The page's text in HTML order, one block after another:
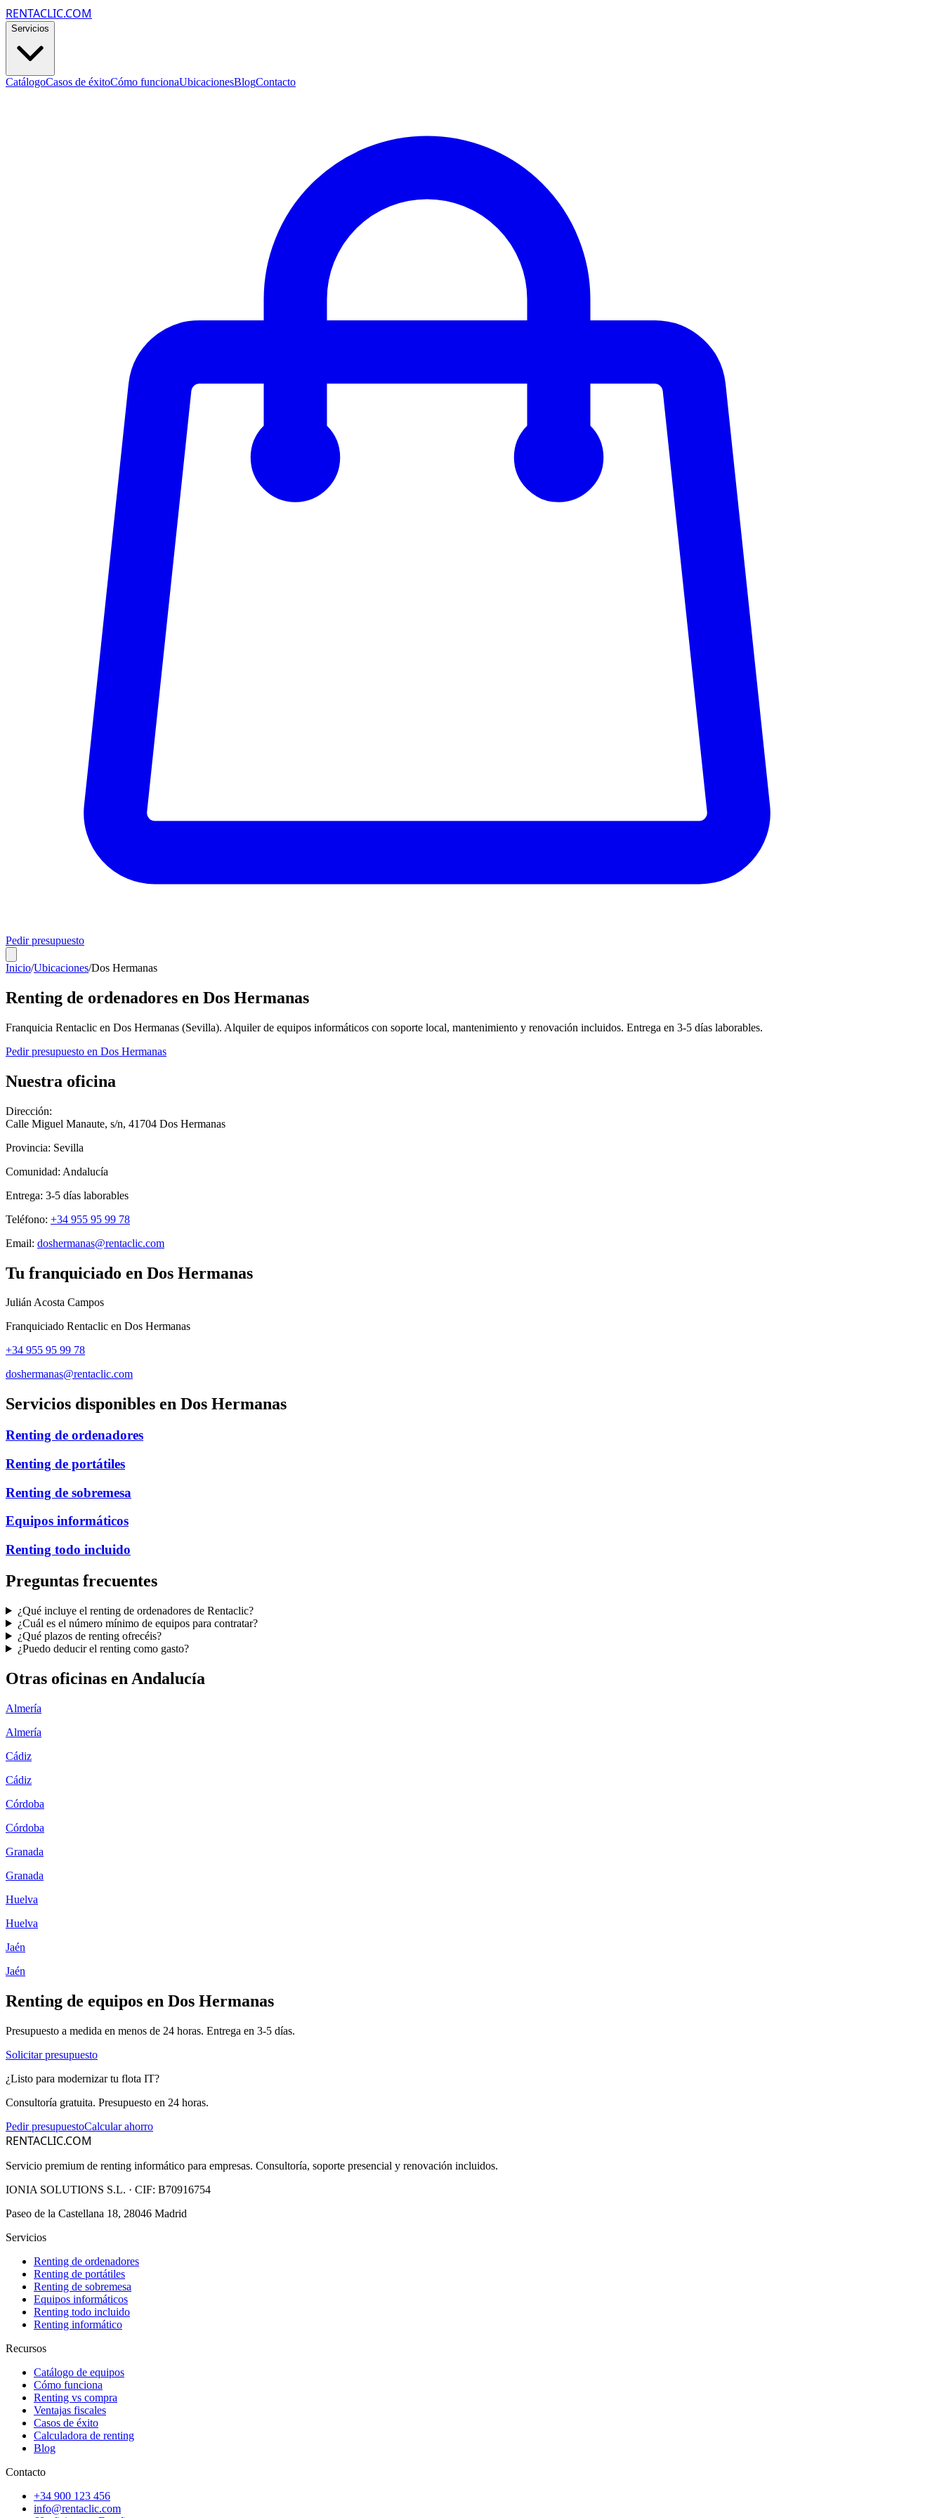
RENTACLIC.COM
Servicios
CatálogoCasos de éxitoCómo funcionaUbicacionesBlogContacto
Pedir presupuesto
Inicio/Ubicaciones/Dos Hermanas
Renting de ordenadores en Dos Hermanas
Franquicia Rentaclic en Dos Hermanas (Sevilla). Alquiler de equipos informáticos con soporte local, mantenimiento y renovación incluidos. Entrega en 3-5 días laborables.
Pedir presupuesto en Dos Hermanas
Nuestra oficina
Dirección:
Calle Miguel Manaute, s/n, 41704 Dos Hermanas
Provincia: Sevilla
Comunidad: Andalucía
Entrega: 3-5 días laborables
Teléfono: +34 955 95 99 78
Email: doshermanas@rentaclic.com
Tu franquiciado en Dos Hermanas
Julián Acosta Campos
Franquiciado Rentaclic en Dos Hermanas
+34 955 95 99 78
doshermanas@rentaclic.com
Servicios disponibles en Dos Hermanas
Renting de ordenadores
Renting de portátiles
Renting de sobremesa
Equipos informáticos
Renting todo incluido
Preguntas frecuentes
¿Qué incluye el renting de ordenadores de Rentaclic?
¿Cuál es el número mínimo de equipos para contratar?
¿Qué plazos de renting ofrecéis?
¿Puedo deducir el renting como gasto?
Otras oficinas en Andalucía
Almería
Almería
Cádiz
Cádiz
Córdoba
Córdoba
Granada
Granada
Huelva
Huelva
Jaén
Jaén
Renting de equipos en Dos Hermanas
Presupuesto a medida en menos de 24 horas. Entrega en 3-5 días.
Solicitar presupuesto
¿Listo para modernizar tu flota IT?
Consultoría gratuita. Presupuesto en 24 horas.
Pedir presupuestoCalcular ahorro
RENTACLIC.COM
Servicio premium de renting informático para empresas. Consultoría, soporte presencial y renovación incluidos.
IONIA SOLUTIONS S.L. · CIF: B70916754
Paseo de la Castellana 18, 28046 Madrid
Servicios
Renting de ordenadores
Renting de portátiles
Renting de sobremesa
Equipos informáticos
Renting todo incluido
Renting informático
Recursos
Catálogo de equipos
Cómo funciona
Renting vs compra
Ventajas fiscales
Casos de éxito
Calculadora de renting
Blog
Contacto
+34 900 123 456
info@rentaclic.com